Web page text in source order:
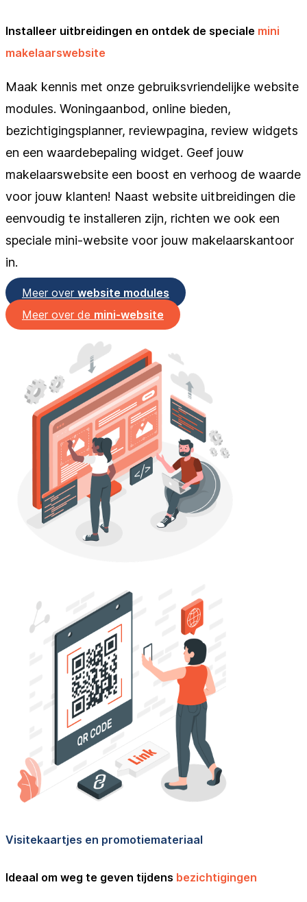
Installeer uitbreidingen en ontdek de speciale mini
makelaarswebsite
Maak kennis met onze gebruiksvriendelijke website
modules. Woningaanbod, online bieden,
bezichtigingsplanner, reviewpagina, review widgets
en een waardebepaling widget. Geef jouw
makelaarswebsite een boost en verhoog de waarde
voor jouw klanten! Naast website uitbreidingen die
eenvoudig te installeren zijn, richten we ook een
speciale mini-website voor jouw makelaarskantoor
in.
Meer over website modules
Meer over de mini-website
Visitekaartjes en promotiemateriaal
Ideaal om weg te geven tijdens bezichtigingen